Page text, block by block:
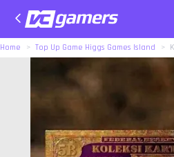
Home Top Up Game Higgs Games Island